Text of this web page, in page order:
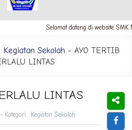
Selamat datang di website SMK
Kegiatan Sekolah - AYO TERTIB
LINTAS
LINTAS
Kategori : Kegiatan Sekolah